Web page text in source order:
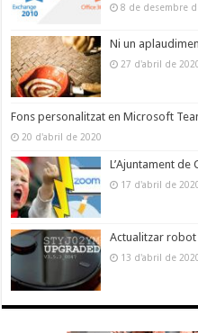
8 de desembre
Ni un
27 d'abril de
Fons personalitzat en Microsoft
20 d'abril de 2020
L’Ajuntament de
17 d'abril de
Actualitzar robot
13 d'abril de